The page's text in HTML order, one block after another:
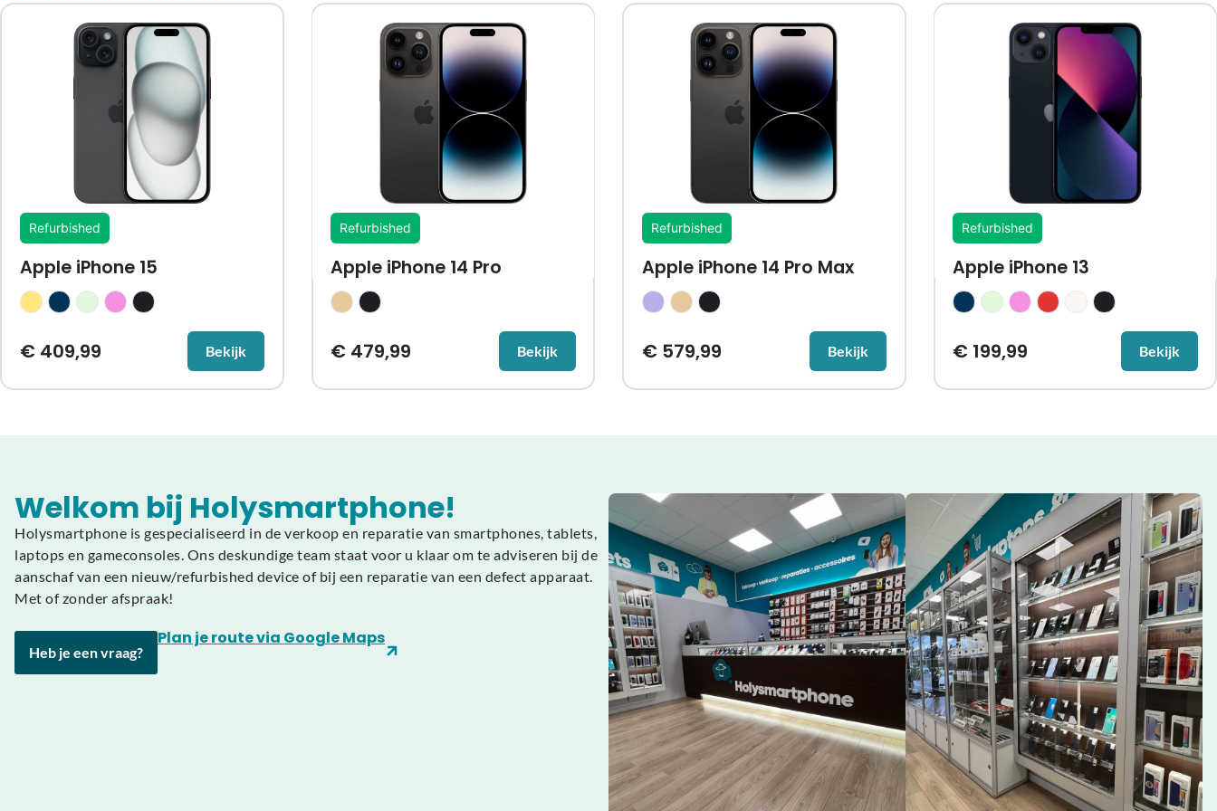
Refurbished
Apple iPhone 15
€409,99 Bekijk
Refurbished
Apple iPhone 14 Pro
€ 479,99 Bekijk
Refurbished
Apple iPhone 14 Pro Max
€579,99 Bekijk
Refurbished
Apple iPhone 13
€ 199,99 Bekijk
Welkom bij Holysmartphone!
Holysmartphone is gespecialiseerd in de verkoop en reparatie van smartphones, tablets,
laptops en gameconsoles. Ons deskundige team staat voor u klaar om te adviseren bij de
aanschaf van een nieuw/refurbished device of bij een reparatie van een defect apparaat.
Met of zonder afspraak!
Heb je een vraag?
Plan je route via Google Maps